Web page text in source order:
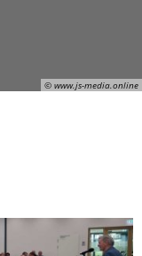
© www.js-media.online
© www.js-media.online